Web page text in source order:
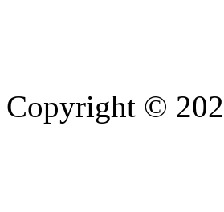
Copyright ©